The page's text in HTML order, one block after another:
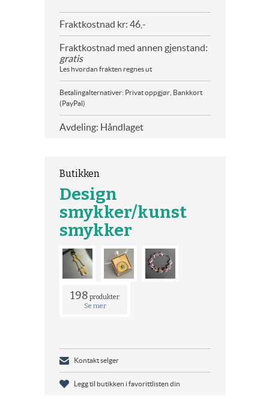
Fraktkostnad kr: 46,-
Fraktkostnad med annen gjenstand:
gratis
Les hvordan frakten regnes ut
Betalingalternativer: Privat oppgjør, Bankkort
(PayPal)
Avdeling: Håndlaget
Butikken
Design
smykker/kunst
smykker
198 produkter
Se mer
Kontakt selger
Legg til butikken i favorittlisten din